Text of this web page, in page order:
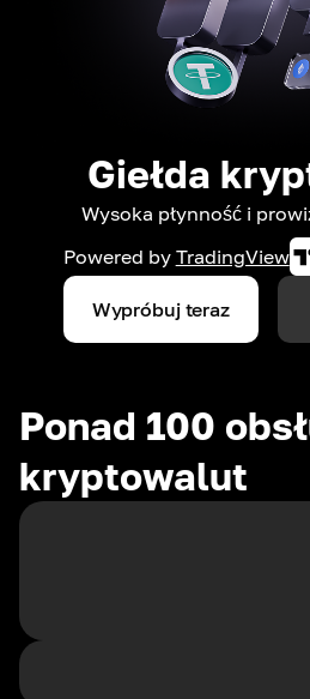
Giełda
Wysoka płynność i
Powered by TradingView
Wypróbuj teraz
Ponad 100
kryptowalut